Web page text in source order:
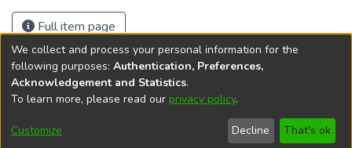
Full item page
DSpace softwarecopyright © 2002-2026
Cookie
End User
Agreement
Send
Feedback
We collect and process your personal information for the
following purposes: Authentication, Preferences,
Acknowledgement and Statistics.
To learn more, please read our privacy policy.
Customize Decline That's ok